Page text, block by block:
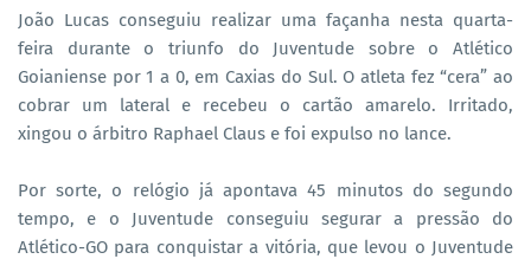
João Lucas conseguiu realizar uma façanha nesta quarta-
feira durante o triunfo do Juventude sobre o Atlético
Goianiense por 1 a 0, em Caxias do Sul. O atleta fez “cera” ao
cobrar um lateral e recebeu o cartão amarelo. Irritado,
xingou o árbitro Raphael Claus e foi expulso no lance.
Por sorte, o relógio já apontava 45 minutos do segundo
tempo, e o Juventude conseguiu segurar a pressão do
Atlético-GO para conquistar a vitória, que levou o Juventude